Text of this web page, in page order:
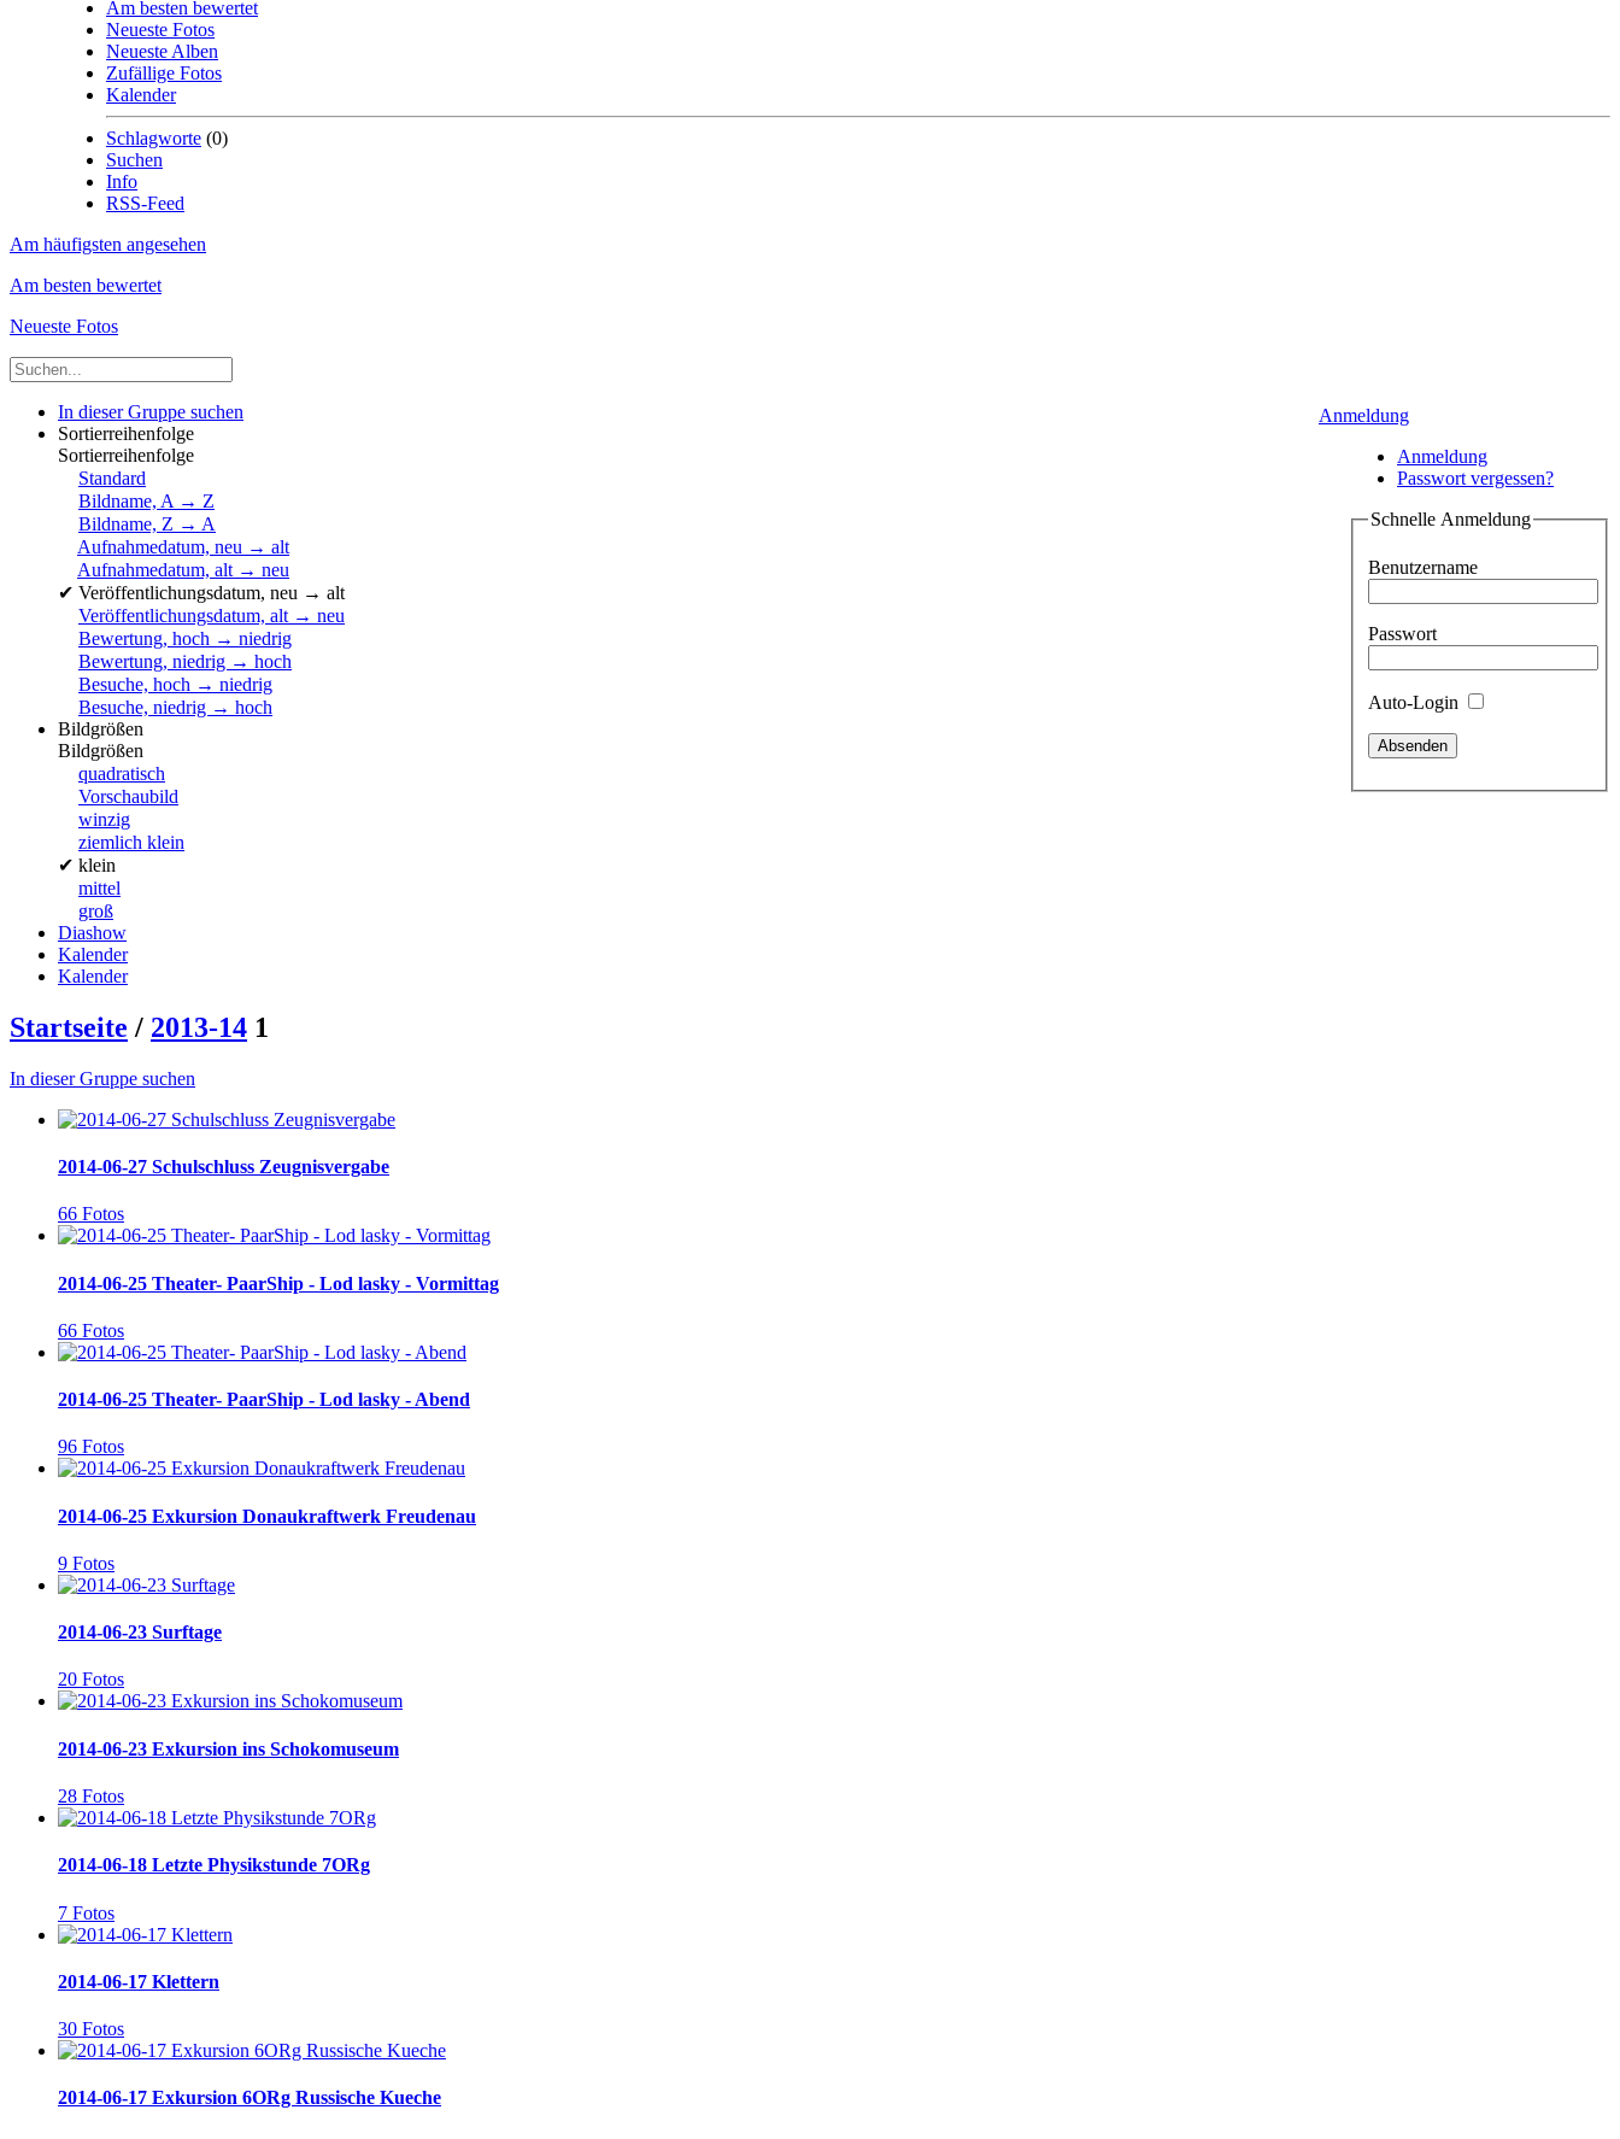
Am besten bewertet
Neueste Fotos
Neueste Alben
Zufällige Fotos
Kalender
Schlagworte (0)
Suchen
Info
RSS-Feed
Am häufigsten angesehen
Am besten bewertet
Neueste Fotos
Anmeldung
Anmeldung
Passwort vergessen?
Schnelle Anmeldung
Benutzername
Passwort
Auto-Login
In dieser Gruppe suchen
Sortierreihenfolge
Sortierreihenfolge
Standard
Bildname, A → Z
Bildname, Z → A
Aufnahmedatum, neu → alt
Aufnahmedatum, alt → neu
✔ Veröffentlichungsdatum, neu → alt
Veröffentlichungsdatum, alt → neu
Bewertung, hoch → niedrig
Bewertung, niedrig → hoch
Besuche, hoch → niedrig
Besuche, niedrig → hoch
Bildgrößen
Bildgrößen
quadratisch
Vorschaubild
winzig
ziemlich klein
✔ klein
mittel
groß
Diashow
Kalender
Kalender
Startseite / 2013-14 1
In dieser Gruppe suchen
2014-06-27 Schulschluss Zeugnisvergabe
66 Fotos
2014-06-25 Theater- PaarShip - Lod lasky - Vormittag
66 Fotos
2014-06-25 Theater- PaarShip - Lod lasky - Abend
96 Fotos
2014-06-25 Exkursion Donaukraftwerk Freudenau
9 Fotos
2014-06-23 Surftage
20 Fotos
2014-06-23 Exkursion ins Schokomuseum
28 Fotos
2014-06-18 Letzte Physikstunde 7ORg
7 Fotos
2014-06-17 Klettern
30 Fotos
2014-06-17 Exkursion 6ORg Russische Kueche